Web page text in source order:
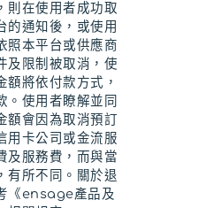
則在使用者成功取
的通知後，或使用
照本平台或供應商
及限制被取消，使
額將依付款方式，
。使用者瞭解並同
額會因為取消預訂
用卡公司或金流服
及服務費，而與當
有所不同。關於退
《ensage產品及